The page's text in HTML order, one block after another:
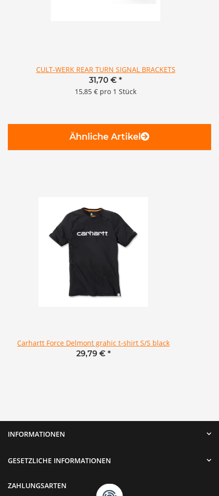
CULT-WERK REAR TURN SIGNAL BRACKETS
31,70 € *
15,85 € pro 1 Stück
Ähnliche Artikel
Carhartt Force Delmont grahic t-shirt S/S black
29,79 € *
INFORMATIONEN
GESETZLICHE INFORMATIONEN
ZAHLUNGSARTEN